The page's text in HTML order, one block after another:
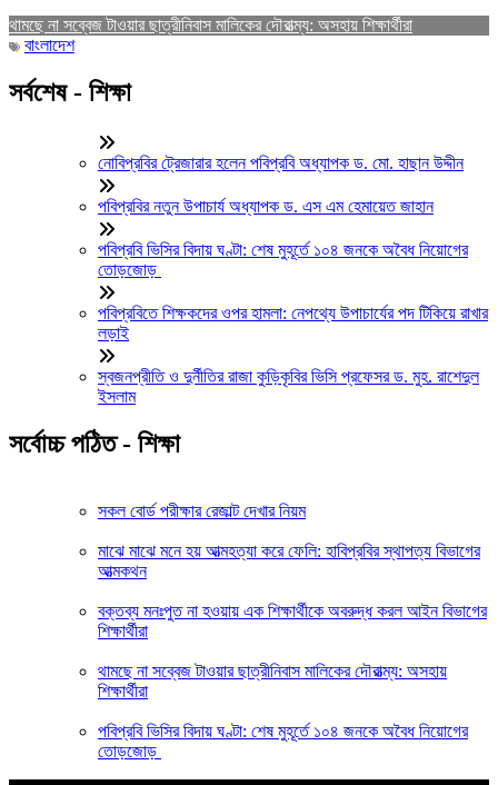
থামছে না সব্বেজ টাওয়ার ছাত্রীনিবাস মালিকের দৌরাত্ম্য: অসহায় শিক্ষার্থীরা
বাংলাদেশ
সর্বশেষ - শিক্ষা
নোবিপ্রবির ট্রেজারার হলেন পবিপ্রবি অধ্যাপক ড. মো. হাছান উদ্দীন
পবিপ্রবির নতুন উপাচার্য অধ্যাপক ড. এস এম হেমায়েত জাহান
পবিপ্রবি ভিসির বিদায় ঘণ্টা: শেষ মুহূর্তে ১০৪ জনকে অবৈধ নিয়োগের
তোড়জোড়
পবিপ্রবিতে শিক্ষকদের ওপর হামলা: নেপথ্যে উপাচার্যের পদ টিকিয়ে রাখার
লড়াই
স্বজনপ্রীতি ও দুর্নীতির রাজা কুড়িকৃবির ভিসি প্রফেসর ড. মুহ. রাশেদুল
ইসলাম
সর্বোচ্চ পঠিত - শিক্ষা
সকল বোর্ড পরীক্ষার রেজাল্ট দেখার নিয়ম
মাঝে মাঝে মনে হয় আত্মহত্যা করে ফেলি: হাবিপ্রবির স্থাপত্য বিভাগের
আত্মকথন
বক্তব্য মনঃপুত না হওয়ায় এক শিক্ষার্থীকে অবরুদ্ধ করল আইন বিভাগের
শিক্ষার্থীরা
থামছে না সব্বেজ টাওয়ার ছাত্রীনিবাস মালিকের দৌরাত্ম্য: অসহায়
শিক্ষার্থীরা
পবিপ্রবি ভিসির বিদায় ঘণ্টা: শেষ মুহূর্তে ১০৪ জনকে অবৈধ নিয়োগের
তোড়জোড়